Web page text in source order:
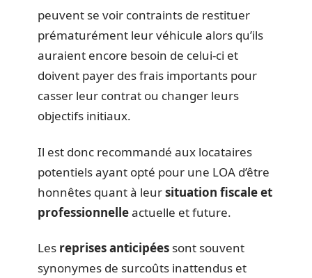
peuvent se voir contraints de restituer
prématurément leur véhicule alors qu’ils
auraient encore besoin de celui-ci et
doivent payer des frais importants pour
casser leur contrat ou changer leurs
objectifs initiaux.
Il est donc recommandé aux locataires
potentiels ayant opté pour une LOA d’être
honnêtes quant à leursituation fiscale et
professionnelleactuelle et future.
Les reprises anticipées sont souvent
synonymes de surcoûts inattendus et